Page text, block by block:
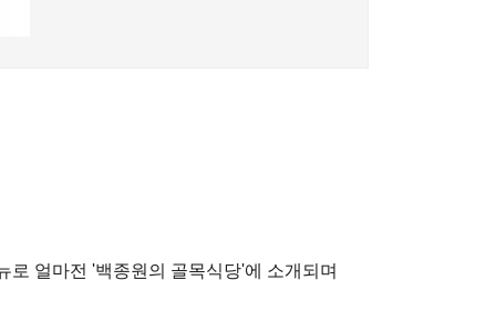
얼마전 '백종원의 골목식당'에 소개되며